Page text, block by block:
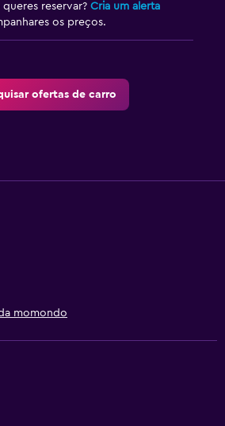
reservar? Cria um alerta
os preços.
ofertas de carro
momondo